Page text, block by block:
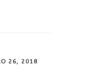
26, 2018